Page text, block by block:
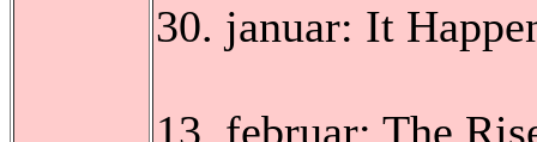
30. januar: It
13. februar: The